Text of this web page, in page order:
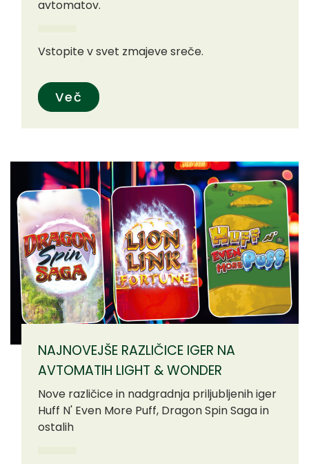
avtomatov.
Vstopite v svet zmajeve sreče.
Več
NAJNOVEJŠE RAZLIČICE IGER NA
AVTOMATIH LIGHT & WONDER
Nove različice in nadgradnja priljubljenih iger
Huff N' Even More Puff, Dragon Spin Saga in
ostalih